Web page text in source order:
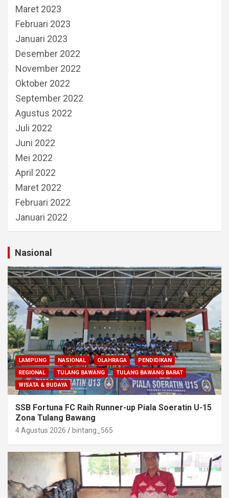
Maret 2023
Februari 2023
Januari 2023
Desember 2022
November 2022
Oktober 2022
September 2022
Agustus 2022
Juli 2022
Juni 2022
Mei 2022
April 2022
Maret 2022
Februari 2022
Januari 2022
Nasional
LAMPUNG NASIONAL OLAHRAGA
PENDIDIKAN
REGIONAL
TULANG BAWANG
TULANG BAWANG BARAT
WISATA & BUDAYA
SSB Fortuna FC Raih Runner-up Piala Soeratin U-15
Zona Tulang Bawang
4 Agustus 2026 bintang_565